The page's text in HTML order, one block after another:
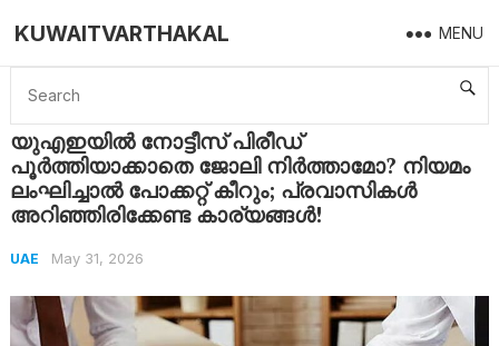
KUWAITVARTHAKAL MENU
Home UAE
യുഎഇയിൽ നോട്ടീസ് പിരീഡ്
പൂർത്തിയാക്കാതെ ജോലി നിർത്താമോ? നിയമം
ലംഘിച്ചാൽ പോക്കറ്റ് കീറും; പ്രവാസികൾ
അറിഞ്ഞിരിക്കേണ്ട കാര്യങ്ങൾ!
UAE May 31, 2026